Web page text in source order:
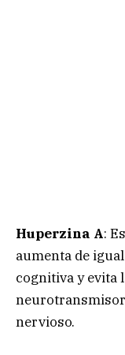
Huperzina A:
aumenta de
cognitiva y evita
nervioso.